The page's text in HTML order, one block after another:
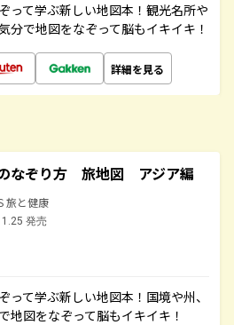
って学ぶ新しい地図本！観光名所や
分で地図をなぞって脳もイキイキ！
詳細を見る
なぞり方 旅地図 アジア編
旅と健康
発売
って学ぶ新しい地図本！国境や州、
地図をなぞって脳もイキイキ！